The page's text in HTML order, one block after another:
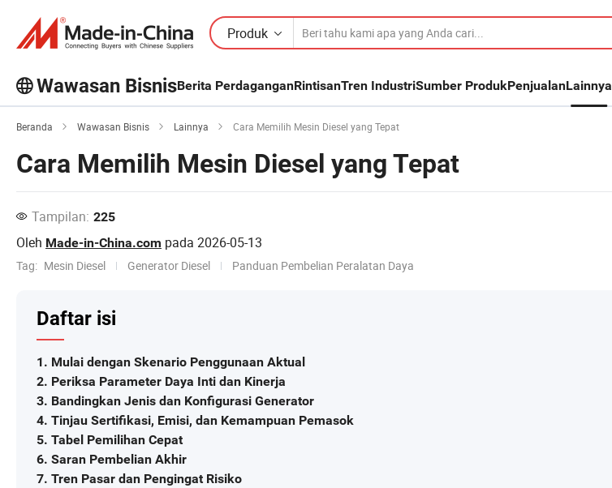
Produk
Wawasan BisnisBerita PerdaganganRintisanTren IndustriSumber ProdukPenjualanLainnya
Beranda Wawasan Bisnis Lainnya Cara Memilih Mesin Diesel yang Tepat
Cara Memilih Mesin Diesel yang Tepat
Tampilan: 225
Oleh Made-in-China.com pada 2026-05-13
Tag: Mesin Diesel Generator Diesel Panduan Pembelian Peralatan Daya
Daftar isi
1. Mulai dengan Skenario Penggunaan Aktual
2. Periksa Parameter Daya Inti dan Kinerja
3. Bandingkan Jenis dan Konfigurasi Generator
4. Tinjau Sertifikasi, Emisi, dan Kemampuan Pemasok
5. Tabel Pemilihan Cepat
6. Saran Pembelian Akhir
7. Tren Pasar dan Pengingat Risiko